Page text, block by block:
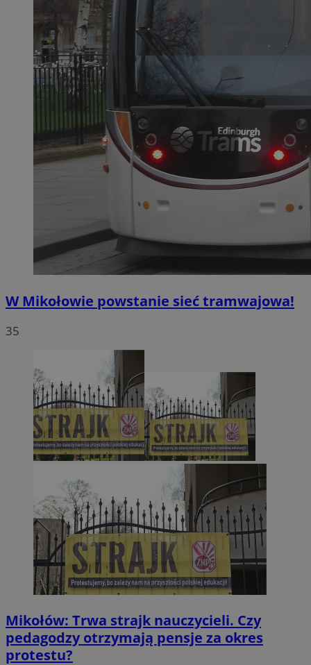
W Mikołowie powstanie sieć tramwajowa!
35
Mikołów: Trwa strajk nauczycieli. Czy
pedagodzy otrzymają pensje za okres
protestu?